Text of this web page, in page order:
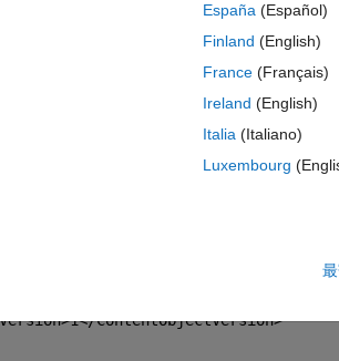
?>
"http://www.w3.org/2001/XMLSchema"
Collection</
xml:lang=
8000-0000-F000-
ContentObjectVersion>
España (Español)
Finland (English)
France (Français)
Ireland (English)
Italia (Italiano)
Luxembourg